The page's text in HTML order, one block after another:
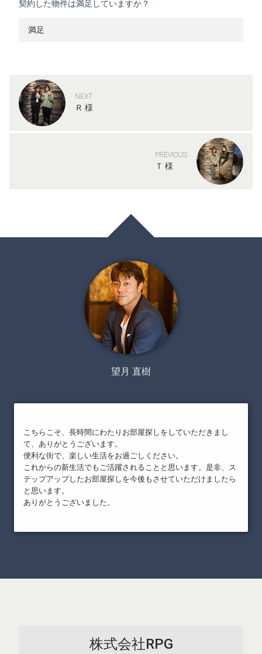
契約した物件は満足していますか？
満足
NEXT
Ｒ 様
PREVIOUS
Ｔ 様
望月 直樹
こちらこそ、長時間にわたりお部屋探しをしていただきまし
て、ありがとうございます。
便利な街で、楽しい生活をお過ごしください。
これからの新生活でもご活躍されることと思います。是非、ス
テップアップしたお部屋探しを今後もさせていただけましたら
と思います。
ありがとうございました。
株式会社RPG